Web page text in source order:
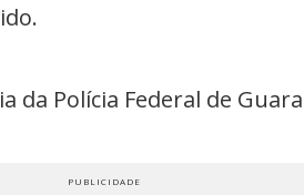
da Polícia Federal de